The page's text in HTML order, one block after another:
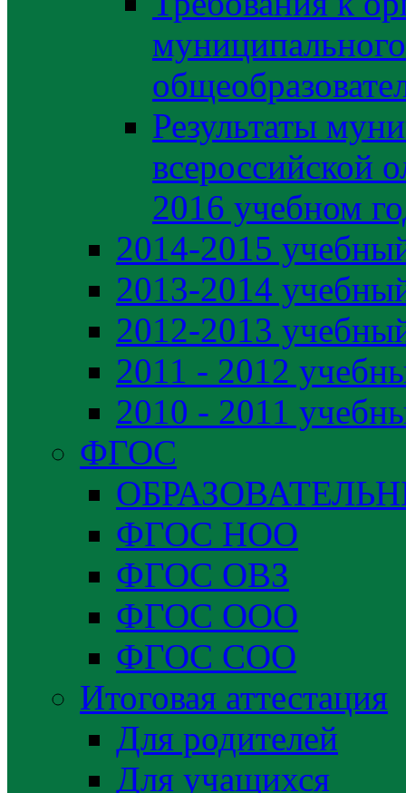
Результаты
всероссийской
2016 учебном
2014-2015
2013-2014
2012-2013
2011 - 2012
2010 - 2011
ФГОС
ФГОС НОО
ФГОС ОВЗ
ФГОС ООО
ФГОС СОО
Итоговая аттестация
Для родителей
Для учащихся